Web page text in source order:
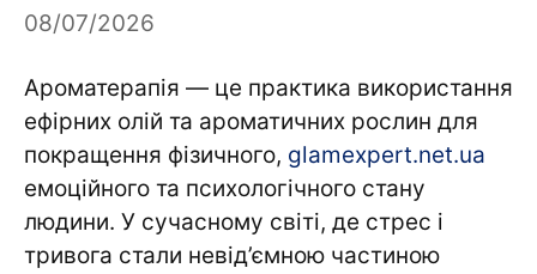
08/07/2026
Ароматерапія — це практика використання
ефірних олій та ароматичних рослин для
покращення фізичного, glamexpert.net.ua
емоційного та психологічного стану
людини. У сучасному світі, де стрес і
тривога стали невід’ємною частиною